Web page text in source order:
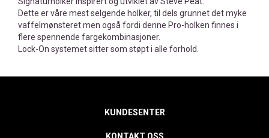
Dette er våre mest selgende holker, til dels grunnet det myke
vaffelmønsteret men også fordi denne Pro-holken finnes i
flere spennende fargekombinasjoner.
Lock-On systemet sitter som støpt i alle forhold.
KUNDESENTER